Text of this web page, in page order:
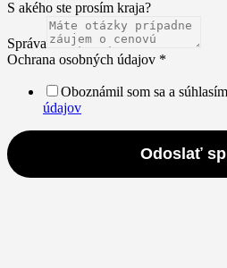
S akého ste prosím kraja?
Správa
Ochrana osobných údajov *
Oboznámil som sa a
údajov
Odoslať